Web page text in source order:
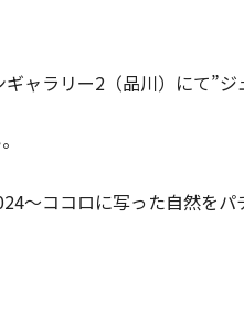
ャラリー2（品川）にて”
～ココロに写った自然をパ